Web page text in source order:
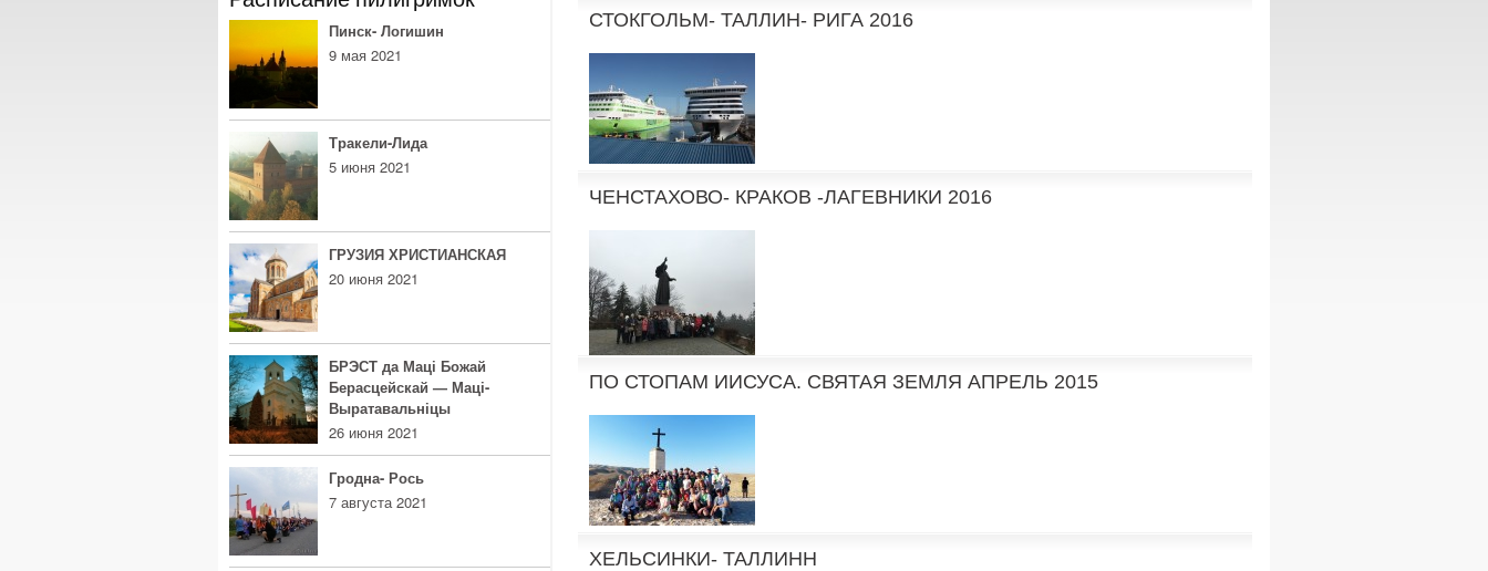
СТОКГОЛЬМ- ТАЛЛИН- РИГА 2016
ЧЕНСТАХОВО- КРАКОВ -ЛАГЕВНИКИ 2016
ПО СТОПАМ ИИСУСА. СВЯТАЯ ЗЕМЛЯ АПРЕЛЬ 2015
ХЕЛЬСИНКИ- ТАЛЛИНН
Пинск- Логишин
9 мая 2021
Тракели-Лида
5 июня 2021
ГРУЗИЯ ХРИСТИАНСКАЯ
20 июня 2021
БРЭСТ да Маці Божай
Берасцейскай — Маці-
Выратавальніцы
26 июня 2021
Гродна- Рось
7 августа 2021